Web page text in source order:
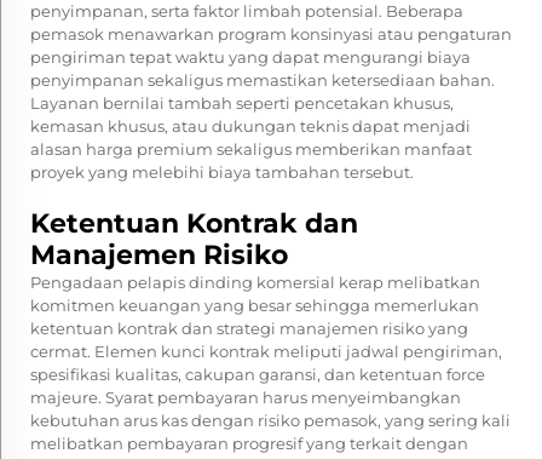
penyimpanan, serta faktor limbah potensial. Beberapa
pemasok menawarkan program konsinyasi atau pengaturan
pengiriman tepat waktu yang dapat mengurangi biaya
penyimpanan sekaligus memastikan ketersediaan bahan.
Layanan bernilai tambah seperti pencetakan khusus,
kemasan khusus, atau dukungan teknis dapat menjadi
alasan harga premium sekaligus memberikan manfaat
proyek yang melebihi biaya tambahan tersebut.
Ketentuan Kontrak dan
Manajemen Risiko
Pengadaan pelapis dinding komersial kerap melibatkan
komitmen keuangan yang besar sehingga memerlukan
ketentuan kontrak dan strategi manajemen risiko yang
cermat. Elemen kunci kontrak meliputi jadwal pengiriman,
spesifikasi kualitas, cakupan garansi, dan ketentuan force
majeure. Syarat pembayaran harus menyeimbangkan
kebutuhan arus kas dengan risiko pemasok, yang sering kali
melibatkan pembayaran progresif yang terkait dengan